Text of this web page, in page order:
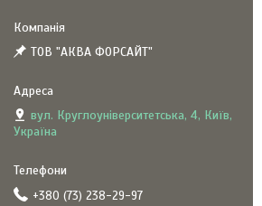
ТОВ "АКВА ФОРСАЙТ"
вул. Круглоуніверситетська, 4, Київ,
Україна
+380 (73) 238-29-97